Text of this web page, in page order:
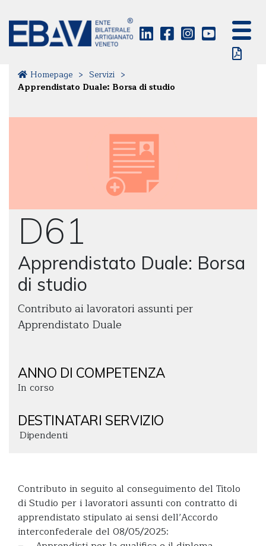
Homepage > Servizi >
Apprendistato Duale: Borsa di studio
D61
Apprendistato Duale: Borsa
di studio
Contributo ai lavoratori assunti per
Apprendistato Duale
ANNO DI COMPETENZA
In corso
DESTINATARI SERVIZIO
Dipendenti
Contributo in seguito al conseguimento del Titolo
di Studio per i lavoratori assunti con contratto di
apprendistato stipulato ai sensi dell’Accordo
interconfederale del 08/05/2025: